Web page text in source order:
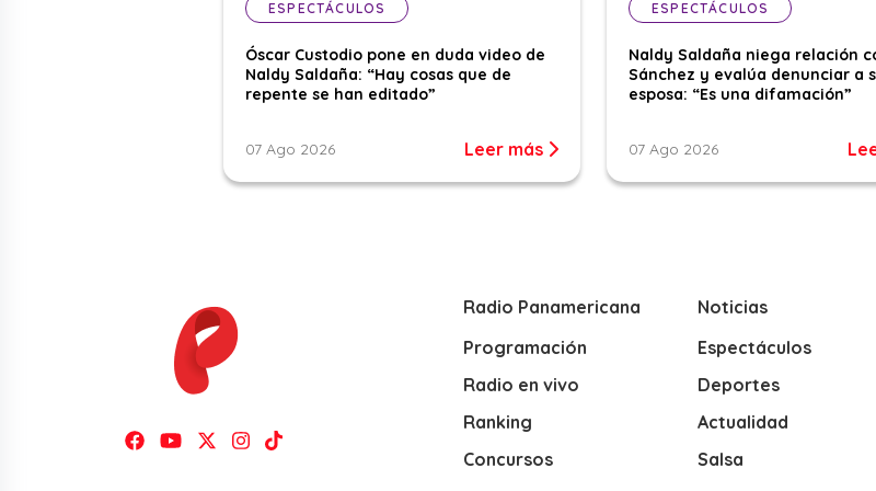
ESPECTÁCULOS
Óscar Custodio pone en duda video de
Naldy Saldaña: “Hay cosas que de
repente se han editado”
07 Ago 2026 Leer más
ESPECTÁCULOS
Naldy Saldaña niega relación
Sánchez y evalúa denunciar a
esposa: “Es una difamación”
07 Ago 2026
Radio Panamericana
Programación
Radio en vivo
Ranking
Concursos
Noticias
Espectáculos
Deportes
Actualidad
Salsa